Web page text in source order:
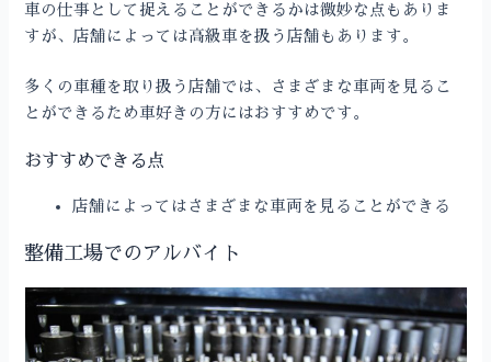
車の仕事として捉えることができるかは微妙な点もありま
すが、店舗によっては高級車を扱う店舗もあります。
多くの車種を取り扱う店舗では、さまざまな車両を見るこ
とができるため車好きの方にはおすすめです。
おすすめできる点
店舗によってはさまざまな車両を見ることができる
整備工場でのアルバイト